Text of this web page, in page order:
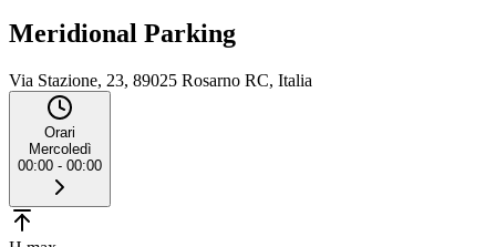
Meridional Parking
Via Stazione, 23, 89025 Rosarno RC, Italia
Orari
Mercoledì
00:00 - 00:00